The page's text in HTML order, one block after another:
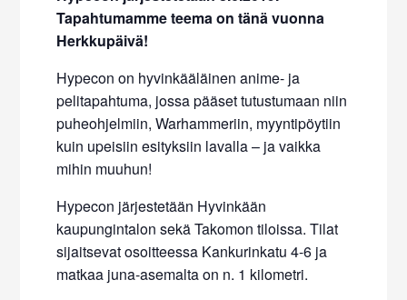
Tapahtumamme teema on tänä vuonna
Herkkupäivä!
Hypecon on hyvinkääläinen anime- ja
pelitapahtuma, jossa pääset tutustumaan niin
puheohjelmiin, Warhammeriin, myyntipöytiin
kuin upeisiin esityksiin lavalla – ja vaikka
mihin muuhun!
Hypecon järjestetään Hyvinkään
kaupungintalon sekä Takomon tiloissa. Tilat
sijaitsevat osoitteessa Kankurinkatu 4-6 ja
matkaa juna-asemalta on n. 1 kilometri.